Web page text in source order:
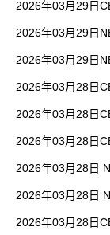
2026年03月29日
2026年03月29日
2026年03月29日
2026年03月28日
2026年03月28日
2026年03月28日
2026年03月28日
2026年03月28日
2026年03月28日